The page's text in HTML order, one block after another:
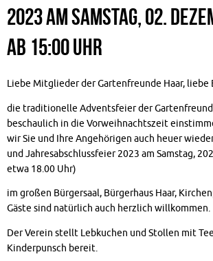
2023 am Samstag, 02.
ab 15:00 Uhr
Liebe Mitglieder der Gartenfreunde Haar, liebe
die traditionelle Adventsfeier der
beschaulich in die Vorweihnachtszeit
wir Sie und Ihre Angehörigen auch heuer
und Jahresabschlussfeier 2023 am Samstag,
etwa 18.00 Uhr)
im großen Bürgersaal, Bürgerhaus Haar,
Gäste sind natürlich auch herzlich willkommen.
Der Verein stellt Lebkuchen und Stollen mit
Kinderpunsch bereit.